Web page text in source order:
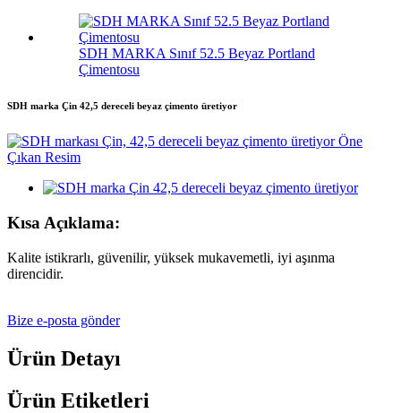
SDH MARKA Sınıf 52.5 Beyaz Portland
Çimentosu
SDH marka Çin 42,5 dereceli beyaz çimento üretiyor
Kısa Açıklama:
Kalite istikrarlı, güvenilir, yüksek mukavemetli, iyi aşınma
direncidir.
Bize e-posta gönder
Ürün Detayı
Ürün Etiketleri